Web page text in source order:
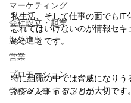
マーケティング
会社設立・起業
海外進出
営業
プロモーション
労務＆人事 in アメリカ
私生活、そして仕事の面でもIT
忘れてはいけないのが情報セキ
めることです。
特に組織の中では脅威になりう
ネジメントすることが大切です。